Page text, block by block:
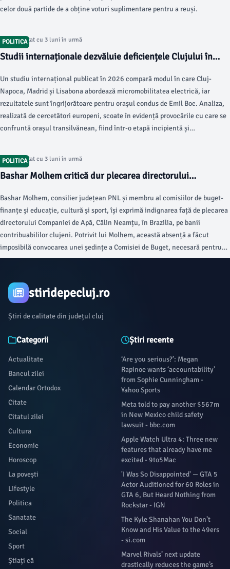
celor două partide de a obține voturi suplimentare pentru a reuși.
POLITICA
Articol postat cu 3 luni în urmă
Studii internaționale dezvăluie deficiențele Clujului în
Un studiu internațional publicat în 2026 compară modul în care Cluj-
Napoca, Madrid și Lisabona abordează micromobilitatea electrică, iar
rezultatele sunt îngrijorătoare pentru orașul condus de Emil Boc. Analiza,
realizată de cercetători europeni, scoate în evidență provocările cu care se
confruntă orașul transilvănean, fiind într-o etapă incipientă și
POLITICA
Articol postat cu 3 luni în urmă
Bashar Molhem critică dur plecarea directorului
Bashar Molhem, consilier județean PNL și membru al comisiilor de buget-
finanțe și educație, cultură și sport, își exprimă indignarea față de plecarea
directorului Companiei de Apă, Călin Neamțu, în Brazilia, pe banii
contribuabililor clujeni. Potrivit lui Molhem, această absență a făcut
imposibilă convocarea unei ședințe a Comisiei de Buget, necesară pentru
discutarea bugetelor companiilor din subordinea CJ Cluj.
stiridepecluj.ro
Știri de calitate din județul cluj
Categorii
Actualitate
Bancul zilei
Calendar Ortodox
Citate
Citatul zilei
Cultura
Economie
Horoscop
La povești
Lifestyle
Politica
Sanatate
Social
Sport
Știați că
Știri recente
‘Are you serious?’: Megan
Rapinoe wants ‘accountability’
from Sophie Cunningham -
Yahoo Sports
Meta told to pay another $567m
in New Mexico child safety
lawsuit - bbc.com
Apple Watch Ultra 4: Three new
features that already have me
excited - 9to5Mac
'I Was So Disappointed' — GTA 5
Actor Auditioned for 60 Roles in
GTA 6, But Heard Nothing from
Rockstar - IGN
The Kyle Shanahan You Don’t
Know and His Value to the 49ers
- si.com
Marvel Rivals’ next update
drastically reduces the game’s